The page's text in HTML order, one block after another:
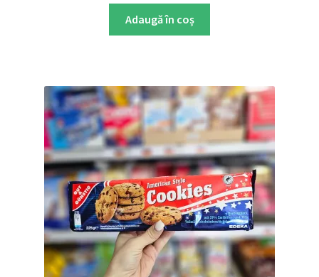
Adaugă în coș